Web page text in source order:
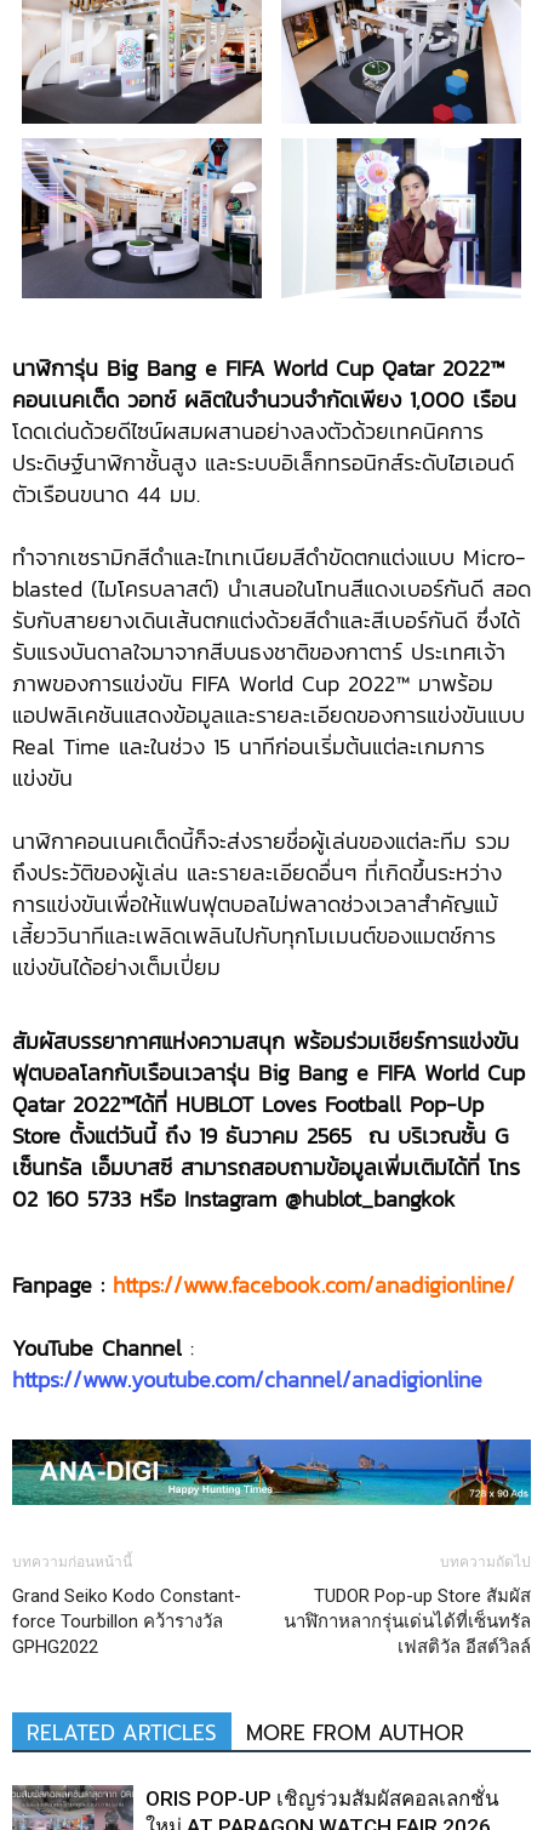
นาฬิการุ่น Big Bang e FIFA World Cup Qatar 2022™
คอนเนคเต็ด วอทช์ ผลิตในจำนวนจำกัดเพียง 1,000 เรือน
โดดเด่นด้วยดีไซน์ผสมผสานอย่างลงตัวด้วยเทคนิคการ
ประดิษฐ์นาฬิกาชั้นสูง และระบบอิเล็กทรอนิกส์ระดับไฮเอนด์
ตัวเรือนขนาด 44 มม.
ทำจากเซรามิกสีดำและไทเทเนียมสีดำขัดตกแต่งแบบ Micro-
blasted (ไมโครบลาสต์) นำเสนอในโทนสีแดงเบอร์กันดี สอด
รับกับสายยางเดินเส้นตกแต่งด้วยสีดำและสีเบอร์กันดี ซึ่งได้
รับแรงบันดาลใจมาจากสีบนธงชาติของกาตาร์ ประเทศเจ้า
ภาพของการแข่งขัน FIFA World Cup 2022™ มาพร้อม
แอปพลิเคชันแสดงข้อมูลและรายละเอียดของการแข่งขันแบบ
Real Time และในช่วง 15 นาทีก่อนเริ่มต้นแต่ละเกมการ
แข่งขัน
นาฬิกาคอนเนคเต็ดนี้ก็จะส่งรายชื่อผู้เล่นของแต่ละทีม รวม
ถึงประวัติของผู้เล่น และรายละเอียดอื่นๆ ที่เกิดขึ้นระหว่าง
การแข่งขันเพื่อให้แฟนฟุตบอลไม่พลาดช่วงเวลาสำคัญแม้
เสี้ยววินาทีและเพลิดเพลินไปกับทุกโมเมนต์ของแมตช์การ
แข่งขันได้อย่างเต็มเปี่ยม
สัมผัสบรรยากาศแห่งความสนุก พร้อมร่วมเชียร์การแข่งขัน
ฟุตบอลโลกกับเรือนเวลารุ่น Big Bang e FIFA World Cup
Qatar 2022™ได้ที่ HUBLOT Loves Football Pop-Up
Store ตั้งแต่วันนี้ ถึง 19 ธันวาคม 2565 ณ บริเวณชั้น G
เซ็นทรัล เอ็มบาสซี สามารถสอบถามข้อมูลเพิ่มเติมได้ที่ โทร
02 160 5733 หรือ Instagram @hublot_bangkok
Fanpage : https://www.facebook.com/anadigionline/
YouTube Channel :
https://www.youtube.com/channel/anadigionline
บทความก่อนหน้านี้
Grand Seiko Kodo Constant-
force Tourbillon คว้ารางวัล
GPHG2022
บทความถัดไป
TUDOR Pop-up Store สัมผัส
นาฬิกาหลากรุ่นเด่นได้ที่เซ็นทรัล
เฟสติวัล อีสต์วิลล์
RELATED ARTICLES MORE FROM AUTHOR
ORIS POP-UP เชิญร่วมสัมผัสคอลเลกชั่น